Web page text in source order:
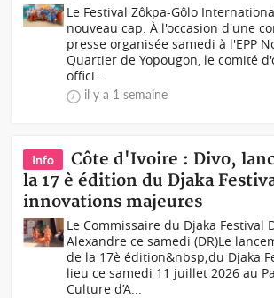
Le Festival Zôkpa-Gôlo
nouveau cap. À l'occasion d'une
presse organisée samedi à l'EPP
Quartier de Yopougon, le comité
offici...
il y a 1 semaine
Info
Côte d'Ivoire : Divo,
la 17 è édition du Djaka
innovations majeures
Le Commissaire du Djaka Festival
Alexandre ce samedi (DR)Le
de la 17è édition&nbsp;du Djaka
lieu ce samedi 11 juillet 2026 au
Culture d’A...